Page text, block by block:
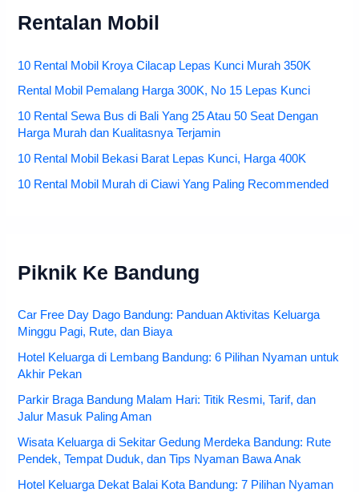
Rentalan Mobil
10 Rental Mobil Kroya Cilacap Lepas Kunci Murah 350K
Rental Mobil Pemalang Harga 300K, No 15 Lepas Kunci
10 Rental Sewa Bus di Bali Yang 25 Atau 50 Seat Dengan
Harga Murah dan Kualitasnya Terjamin
10 Rental Mobil Bekasi Barat Lepas Kunci, Harga 400K
10 Rental Mobil Murah di Ciawi Yang Paling Recommended
Piknik Ke Bandung
Car Free Day Dago Bandung: Panduan Aktivitas Keluarga
Minggu Pagi, Rute, dan Biaya
Hotel Keluarga di Lembang Bandung: 6 Pilihan Nyaman untuk
Akhir Pekan
Parkir Braga Bandung Malam Hari: Titik Resmi, Tarif, dan
Jalur Masuk Paling Aman
Wisata Keluarga di Sekitar Gedung Merdeka Bandung: Rute
Pendek, Tempat Duduk, dan Tips Nyaman Bawa Anak
Hotel Keluarga Dekat Balai Kota Bandung: 7 Pilihan Nyaman